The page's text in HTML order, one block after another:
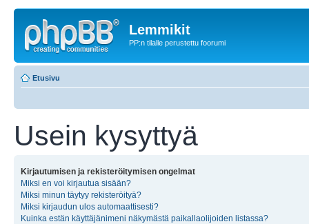
Lemmikit
PP:n tilalle perustettu foorumi
Etusivu
Usein kysyttyä
Kirjautumisen ja rekisteröitymisen ongelmat
Miksi en voi kirjautua sisään?
Miksi minun täytyy rekisteröityä?
Miksi kirjaudun ulos automaattisesti?
Kuinka estän käyttäjänimeni näkymästä paikallaolijoiden listassa?